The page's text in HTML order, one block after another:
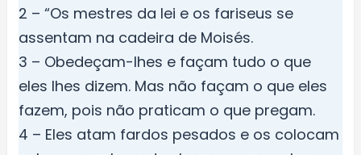
2 – “Os mestres da lei e os fariseus se
assentam na cadeira de Moisés.
3 – Obedeçam-lhes e façam tudo o que
eles lhes dizem. Mas não façam o que eles
fazem, pois não praticam o que pregam.
4 – Eles atam fardos pesados e os colocam